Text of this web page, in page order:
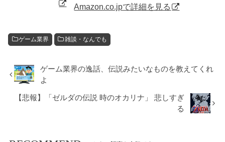
Amazon.co.jpで詳細を見る
ゲーム業界 雑談・なんでも
ゲーム業界の逸話、伝説みたいなものを教えてくれ
よ
【悲報】「ゼルダの伝説 時のオカリナ」 悲しすぎ
る